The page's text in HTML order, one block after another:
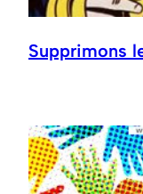
Supprimons